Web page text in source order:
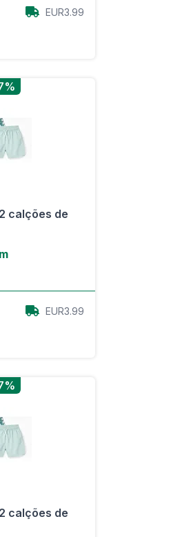
EUR3.99
calções de
EUR3.99
calções de